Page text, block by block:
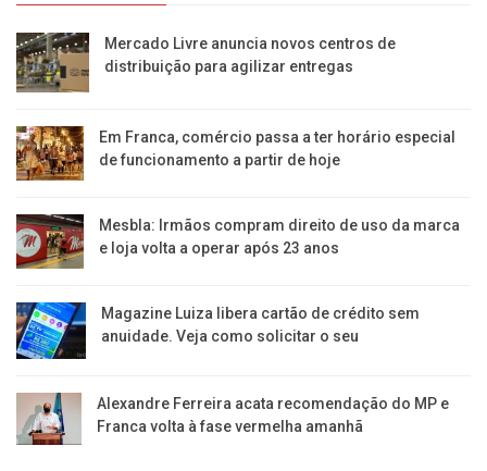
Mercado Livre anuncia novos centros de
distribuição para agilizar entregas
Em Franca, comércio passa a ter horário especial
de funcionamento a partir de hoje
Mesbla: Irmãos compram direito de uso da marca
e loja volta a operar após 23 anos
Magazine Luiza libera cartão de crédito sem
anuidade. Veja como solicitar o seu
Alexandre Ferreira acata recomendação do MP e
Franca volta à fase vermelha amanhã